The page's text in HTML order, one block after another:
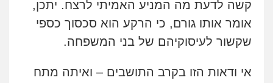
קשה לדעת מה המניע האמיתי לרצח. יתכן,
אומר אותו גורם, כי הרקע הוא סכסוך כספי
שקשור לעיסוקיהם של בני המשפחה.
אי ודאות הזו בקרב התושבים – ואיתה מתח
ניר קידר – צלם
צילום עורכי דין שירותים מקצועיים לעורכי
דין